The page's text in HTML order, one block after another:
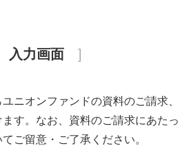
入力画面
ニオンファンドの資料のご請求、
す。なお、資料のご請求にあたっ
ご留意・ご了承ください。